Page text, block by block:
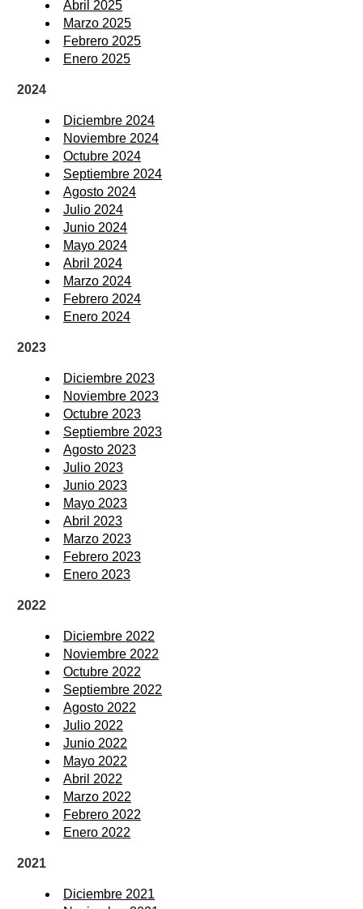
Abril 2025
Marzo 2025
Febrero 2025
Enero 2025
2024
Diciembre 2024
Noviembre 2024
Octubre 2024
Septiembre 2024
Agosto 2024
Julio 2024
Junio 2024
Mayo 2024
Abril 2024
Marzo 2024
Febrero 2024
Enero 2024
2023
Diciembre 2023
Noviembre 2023
Octubre 2023
Septiembre 2023
Agosto 2023
Julio 2023
Junio 2023
Mayo 2023
Abril 2023
Marzo 2023
Febrero 2023
Enero 2023
2022
Diciembre 2022
Noviembre 2022
Octubre 2022
Septiembre 2022
Agosto 2022
Julio 2022
Junio 2022
Mayo 2022
Abril 2022
Marzo 2022
Febrero 2022
Enero 2022
2021
Diciembre 2021